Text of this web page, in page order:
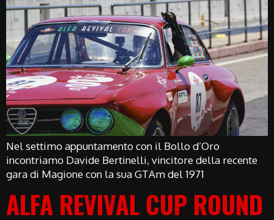
Nel settimo appuntamento con il Bollo d’Oro
incontriamo Davide Bertinelli, vincitore della recente
gara di Magione con la sua GTAm del 1971
ALFA REVIVAL CUP ROUND